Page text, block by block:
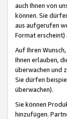
auch Ihnen von
können. Sie
aus aufgerufen
Format
Auf Ihren
Ihnen erlauben,
überwachen und
Sie dürfen
überwachen).
Sie können
hinzufügen.